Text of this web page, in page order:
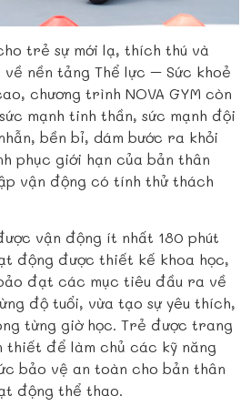
trẻ sự mới lạ, thích thú và
nền tảng Thể lực – Sức khoẻ
chương trình NOVA GYM còn
mạnh tinh thần, sức mạnh đội
bền bỉ, dámbước ra khỏi
phục giới hạn của bản thân
vận động có tính thử thách
vận động ít nhất 180 phút
động được thiết kế khoa học,
đạt các mục tiêu đầu ra về
độ tuổi, vừa tạo sự yêu thích,
từng giờ học. Trẻ được trang
để làm chủ các kỹ năng
bảo vệ an toàn cho bản thân
động thể thao.